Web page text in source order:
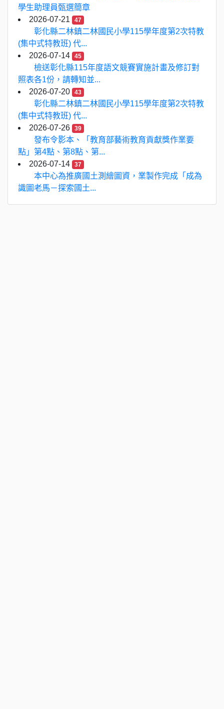
學生助理員甄選簡章
2026-07-21
47
彰化縣二林鎮二林國民小學115學年度第2次特教
(集中式特教班) 代...
2026-07-14
45
檢送彰化縣115年度語文競賽實施計畫及修訂對
照表各1份，請轉知並...
2026-07-20
43
彰化縣二林鎮二林國民小學115學年度第2次特教
(集中式特教班) 代...
2026-07-26
39
發布令影本、「教育部藝術教育貢獻獎作業要
點」第4點、第8點、第...
2026-07-14
37
本中心為推廣國土測繪圖資，業製作完成「成為
識圖老馬－探索國土...